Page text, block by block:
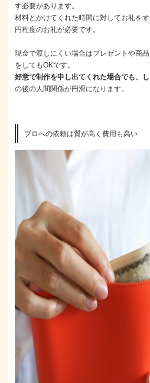
す必要があります。
材料とかけてくれた時間に対してお礼を
円程度のお礼が必要です。
現金で渡しにくい場合はプレゼントや商
をしてもOKです。
好意で制作を申し出てくれた場合でも、
の後の人間関係が円滑になります。
プロへの依頼は質が高く費用も高い